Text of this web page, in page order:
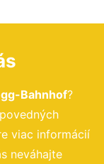
Bahnhof?
viac informácií
neváhajte